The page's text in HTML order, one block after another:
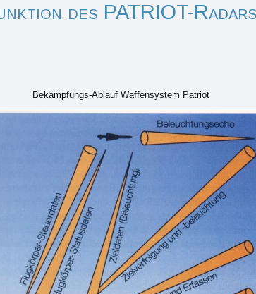
des PATRIOT-Radars
Bekämpfungs-Ablauf Waffensystem Patriot